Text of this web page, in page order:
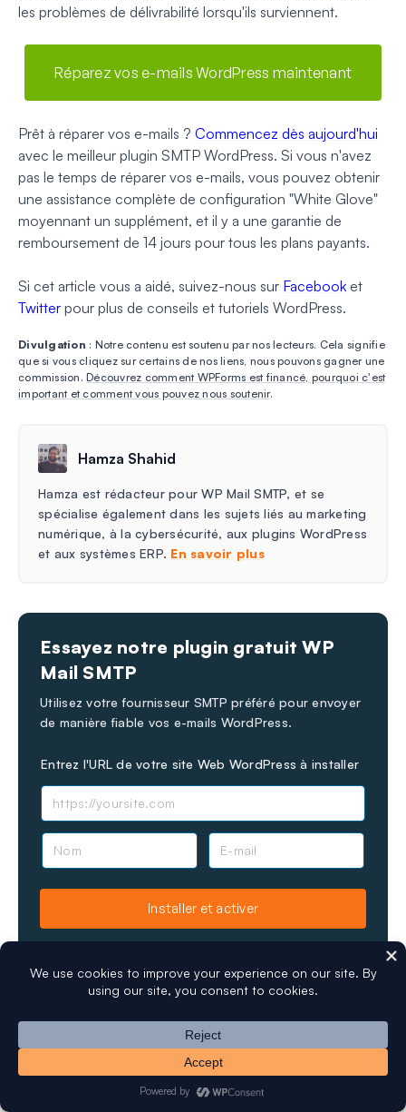
les problèmes de délivrabilité lorsqu'ils surviennent.
Réparez vos e-mails WordPress maintenant
Prêt à réparer vos e-mails ? Commencez dès aujourd'hui
avec le meilleur plugin SMTP WordPress. Si vous n'avez
pas le temps de réparer vos e-mails, vous pouvez obtenir
une assistance complète de configuration "White Glove"
moyennant un supplément, et il y a une garantie de
remboursement de 14 jours pour tous les plans payants.
Si cet article vous a aidé, suivez-nous sur Facebook et
Twitter pour plus de conseils et tutoriels WordPress.
Divulgation : Notre contenu est soutenu par nos lecteurs. Cela signifie
que si vous cliquez sur certains de nos liens, nous pouvons gagner une
commission. Découvrez comment WPForms est financé, pourquoi c'est
important et comment vous pouvez nous soutenir.
Hamza Shahid
Hamza est rédacteur pour WP Mail SMTP, et se
spécialise également dans les sujets liés au marketing
numérique, à la cybersécurité, aux plugins WordPress
et aux systèmes ERP. En savoir plus
Essayez notre plugin gratuit WP
Mail SMTP
Utilisez votre fournisseur SMTP préféré pour envoyer
de manière fiable vos e-mails WordPress.
Entrez l'URL de votre site Web WordPress à installer
N
E
a
l
Installer et activer